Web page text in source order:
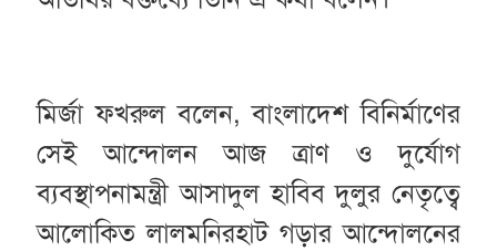
মির্জা ফখরুল বলেন, বাংলাদেশ বিনির্মাণের
সেই আন্দোলন আজ ত্রাণ ও দুর্যোগ
ব্যবস্থাপনামন্ত্রী আসাদুল হাবিব দুলুর নেতৃত্বে
আলোকিত লালমনিরহাট গড়ার আন্দোলনের